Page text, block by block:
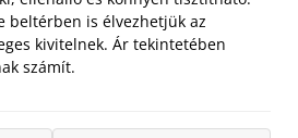
beltérben is élvezhetjük az
kivitelnek. Ár tekintetében
számít.